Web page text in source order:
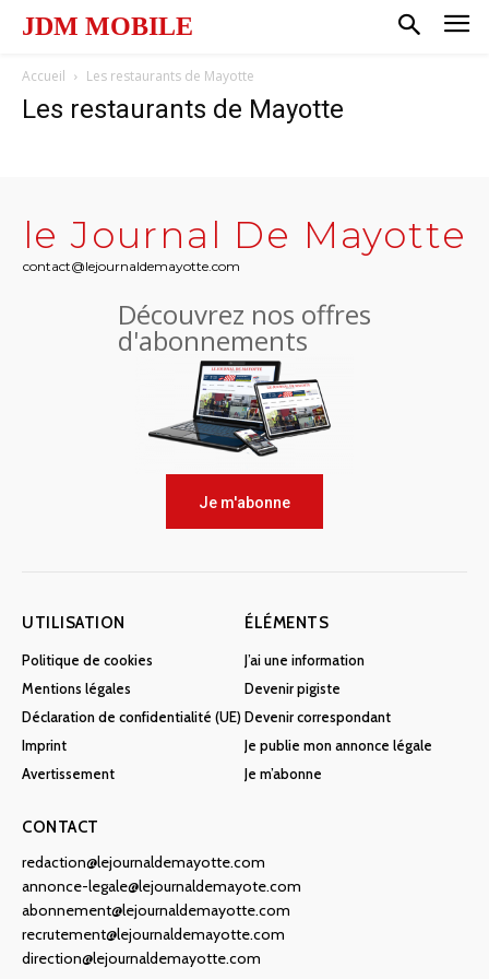
JDM MOBILE
Accueil Les restaurants de Mayotte
Les restaurants de Mayotte
le Journal De Mayotte
contact@lejournaldemayotte.com
Découvrez nos offres
d'abonnements
Je m'abonne
UTILISATION
Politique de cookies
Mentions légales
Déclaration de confidentialité (UE)
Imprint
Avertissement
ÉLÉMENTS
J’ai une information
Devenir pigiste
Devenir correspondant
Je publie mon annonce légale
Je m’abonne
CONTACT
redaction@lejournaldemayotte.com
annonce-legale@lejournaldemayote.com
abonnement@lejournaldemayotte.com
recrutement@lejournaldemayotte.com
direction@lejournaldemayotte.com